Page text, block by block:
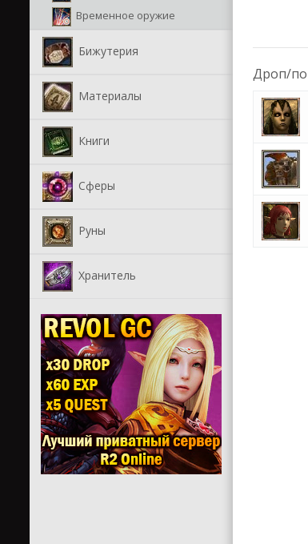
Временное оружие
Бижутерия
Материалы
Книги
Сферы
Руны
Хранитель
Дроп/